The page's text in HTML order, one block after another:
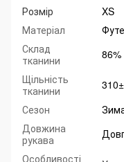
Розмір
XS
Матеріал
Склад
тканини
86%
Щільність
тканини
Сезон
Довжина
рукава
Особливості